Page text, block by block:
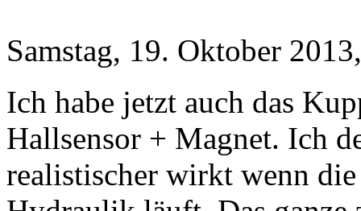
Samstag, 19. Oktober
Ich habe jetzt auch das
Hallsensor + Magnet. Ich
realistischer wirkt wenn